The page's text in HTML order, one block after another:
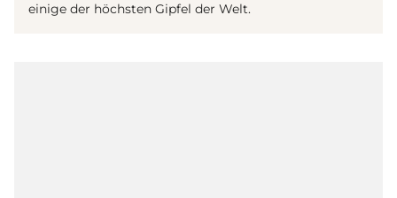
einige der höchsten Gipfel der Welt.